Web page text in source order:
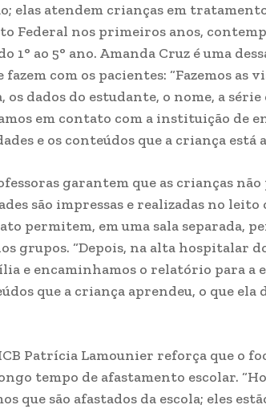
elas atendem crianças em
Federal nos primeiros anos,
1° ao 5° ano. Amanda Cruz é uma
com os pacientes: “Fazemos as
os dados do estudante, o nome, a
em contato com a instituição de
e os conteúdos que a criança está
garantem que as crianças
são impressas e realizadas no
permitem, em uma sala separada,
grupos. “Depois, na alta hospitalar
e encaminhamos o relatório para a
que a criança aprendeu, o que ela
Patrícia Lamounier reforça que o
tempo de afastamento escolar.
que são afastados da escola; eles